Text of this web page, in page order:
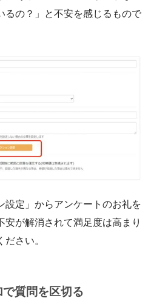
るの？」と不安を感じるもので
設定」からアンケートのお礼を
安が解消されて満足度は高まり
さい。
質問を区切る